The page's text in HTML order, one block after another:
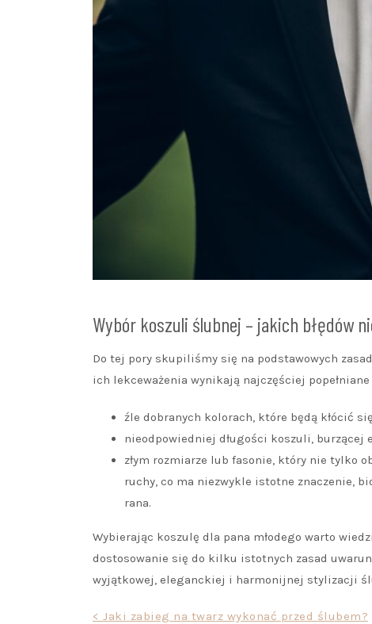
Wybór koszuli ślubnej – jakich błędów
Do tej pory skupiliśmy się na podstawowych
ich lekceważenia wynikają najczęściej
źle dobranych kolorach, które będą kłócić
nieodpowiedniej długości koszuli,
złym rozmiarze lub fasonie, który nie tylko
ruchy, co ma niezwykle istotne znaczenie,
rana.
Wybierając koszulę dla pana młodego warto
dostosowanie się do kilku istotnych zasad
wyjątkowej, eleganckiej i harmonijnej stylizacji
Nawigacja
< Jaki zabieg na twarz wykonać przed ślubem?